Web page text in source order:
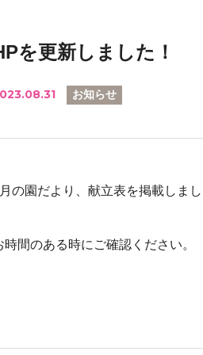
を更新しました！
お知らせ
の園だより、献立表を掲載しま
時間のある時にご確認ください。